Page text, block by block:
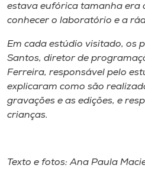
Unoesc
Selecione
o idioma
A-
estava eufórica tamanha era
conhecer o laboratório e a
Em cada estúdio visitado, os
Santos, diretor de
Ferreira, responsável pelo
explicaram como são
gravações e as edições, e
crianças.
Texto e fotos: Ana Paula